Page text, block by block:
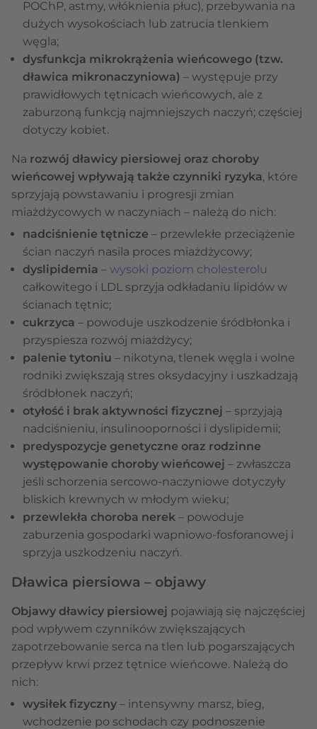
POChP, astmy, włóknienia płuc), przebywania na
dużych wysokościach lub zatrucia tlenkiem
węgla;
dysfunkcja mikrokrążenia wieńcowego (tzw.
dławica mikronaczyniowa) – występuje przy
prawidłowych tętnicach wieńcowych, ale z
zaburzoną funkcją najmniejszych naczyń; częściej
dotyczy kobiet.
Na rozwój dławicy piersiowej oraz choroby
wieńcowej wpływają także czynniki ryzyka, które
sprzyjają powstawaniu i progresji zmian
miażdżycowych w naczyniach – należą do nich:
nadciśnienie tętnicze – przewlekłe przeciążenie
ścian naczyń nasila proces miażdżycowy;
dyslipidemia – wysoki poziom cholesterolu
całkowitego i LDL sprzyja odkładaniu lipidów w
ścianach tętnic;
cukrzyca – powoduje uszkodzenie śródbłonka i
przyspiesza rozwój miażdżycy;
palenie tytoniu – nikotyna, tlenek węgla i wolne
rodniki zwiększają stres oksydacyjny i uszkadzają
śródbłonek naczyń;
otyłość i brak aktywności fizycznej – sprzyjają
nadciśnieniu, insulinooporności i dyslipidemii;
predyspozycje genetyczne oraz rodzinne
występowanie choroby wieńcowej – zwłaszcza
jeśli schorzenia sercowo-naczyniowe dotyczyły
bliskich krewnych w młodym wieku;
przewlekła choroba nerek – powoduje
zaburzenia gospodarki wapniowo-fosforanowej i
sprzyja uszkodzeniu naczyń.
Dławica piersiowa – objawy
Objawy dławicy piersiowej pojawiają się najczęściej
pod wpływem czynników zwiększających
zapotrzebowanie serca na tlen lub pogarszających
przepływ krwi przez tętnice wieńcowe. Należą do
nich:
wysiłek fizyczny – intensywny marsz, bieg,
wchodzenie po schodach czy podnoszenie